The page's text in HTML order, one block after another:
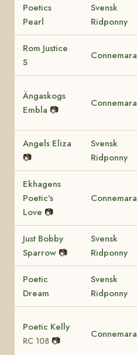
Poetics
Pearl
Svensk
Ridponny
Rom Justice
S
Connemara
Ängaskogs
Embla 📷
Connemara
Angels Eliza
📷
Svensk
Ridponny
Ekhagens
Poetic's
Love 📷
Connemara
Just Bobby
Sparrow 📷
Svensk
Ridponny
Poetic
Dream
Svensk
Ridponny
Poetic Kelly
RC 108 📷
Connemara